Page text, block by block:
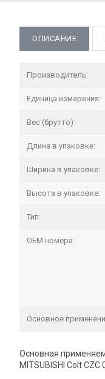
ОПИСАНИЕ
Производитель:
Единица измерения:
Вес (брутто):
Длина в упаковке:
Ширина в упаковке:
Высота в упаковке:
Тип:
OEM номера:
Основное
Основная
MITSUBISHI Colt CZC